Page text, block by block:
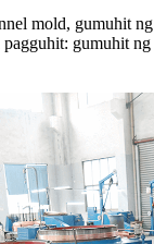
mold, gumuhit
gumuhit ng